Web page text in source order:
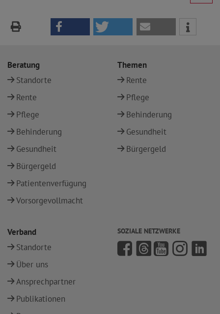
Beratung
Standorte
Rente
Pflege
Behinderung
Gesundheit
Bürgergeld
Patientenverfügung
Vorsorgevollmacht
Themen
Rente
Pflege
Behinderung
Gesundheit
Bürgergeld
Verband
Standorte
Über uns
Ansprechpartner
Publikationen
SOZIALE NETZWERKE